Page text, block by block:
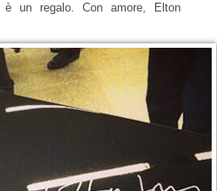
è un regalo. Con amore, Elton